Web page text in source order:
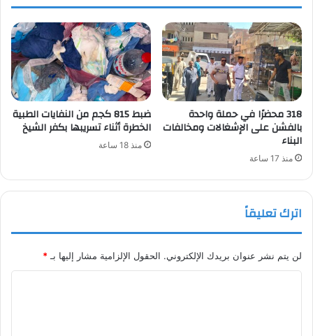
318 محضرًا في حملة واحدة
بالفشن على الإشغالات ومخالفات
البناء
منذ 17 ساعة
ضبط 815 كجم من النفايات الطبية
الخطرة أثناء تسريبها بكفر الشيخ
منذ 18 ساعة
اترك تعليقاً
لن يتم نشر عنوان بريدك الإلكتروني. الحقول الإلزامية مشار إليها بـ *